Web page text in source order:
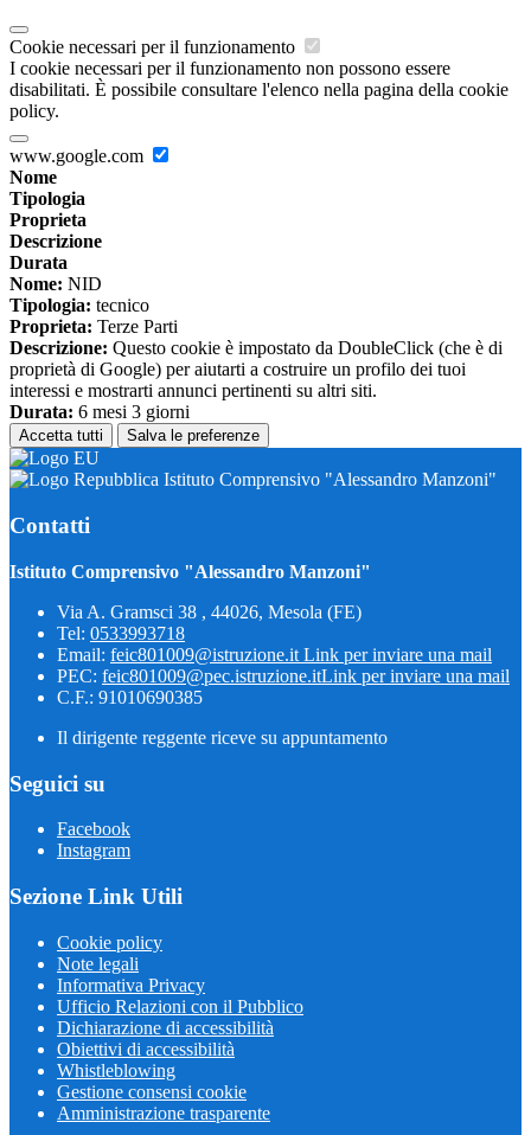
Cookie necessari per il funzionamento
I cookie necessari per il funzionamento non possono essere
disabilitati. È possibile consultare l'elenco nella pagina della cookie
policy.
www.google.com
Nome
Tipologia
Proprieta
Descrizione
Durata
Nome: NID
Tipologia: tecnico
Proprieta: Terze Parti
Descrizione: Questo cookie è impostato da DoubleClick (che è di
proprietà di Google) per aiutarti a costruire un profilo dei tuoi
interessi e mostrarti annunci pertinenti su altri siti.
Durata: 6 mesi 3 giorni
Accetta tutti Salva le preferenze
Istituto Comprensivo "Alessandro Manzoni"
Contatti
Istituto Comprensivo "Alessandro Manzoni"
Via A. Gramsci 38 , 44026, Mesola (FE)
Tel: 0533993718
Email: feic801009@istruzione.it Link per inviare una mail
PEC: feic801009@pec.istruzione.itLink per inviare una mail
C.F.: 91010690385
Il dirigente reggente riceve su appuntamento
Seguici su
Facebook
Instagram
Sezione Link Utili
Cookie policy
Note legali
Informativa Privacy
Ufficio Relazioni con il Pubblico
Dichiarazione di accessibilità
Obiettivi di accessibilità
Whistleblowing
Gestione consensi cookie
Amministrazione trasparente